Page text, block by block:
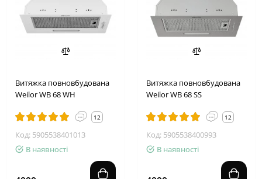
Витяжка повновбудована
Weilor WB 68 WH
12
Код: 5905538401013
В наявності
Витяжка повновбудована
Weilor WB 68 SS
12
Код: 5905538400993
В наявності